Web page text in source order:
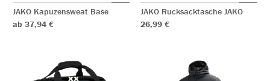
JAKO Kapuzensweat Base
ab 37,94 €
JAKO Rucksacktasche JAKO
26,99 €